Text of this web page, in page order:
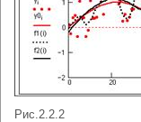
Рис.2.2.2